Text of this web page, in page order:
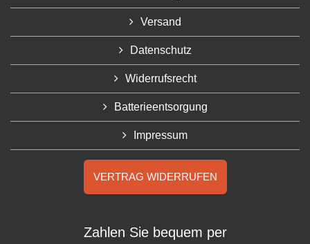
Versand
Datenschutz
Widerrufsrecht
Batterieentsorgung
Impressum
VERTRAG WIDERRUFEN
Zahlen Sie bequem per